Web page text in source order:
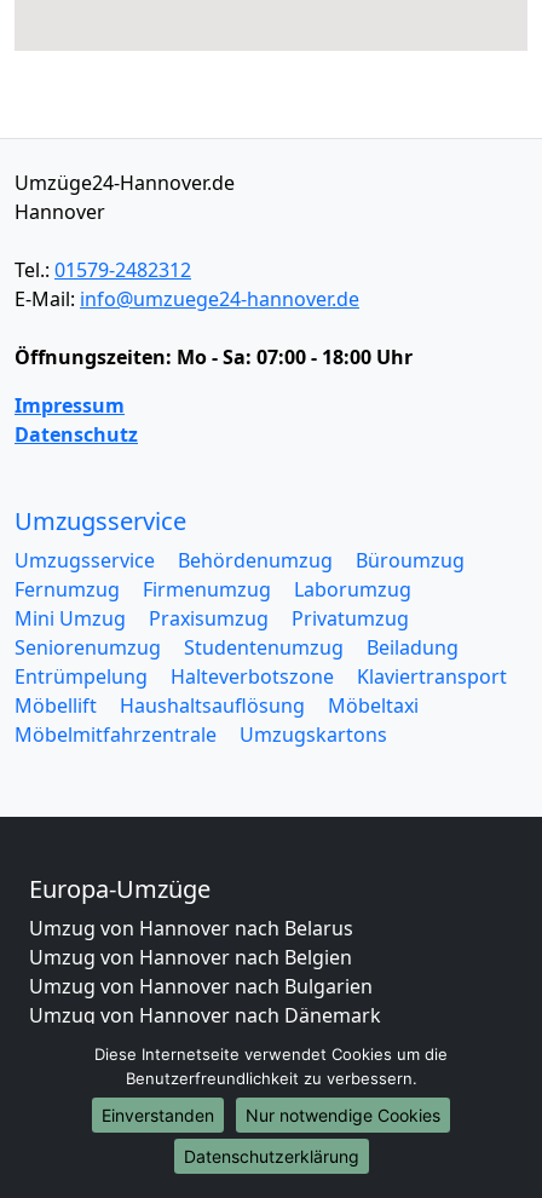
Umzüge24-Hannover.de
Hannover
Tel.: 01579-2482312
E-Mail: info@umzuege24-hannover.de
Öffnungszeiten: Mo - Sa: 07:00 - 18:00 Uhr
Impressum
Datenschutz
Umzugsservice
Umzugsservice Behördenumzug
Büroumzug
Fernumzug
Firmenumzug
Laborumzug
Mini Umzug
Praxisumzug
Privatumzug
Seniorenumzug
Studentenumzug
Beiladung
Entrümpelung
Halteverbotszone
Klaviertransport
Möbellift
Haushaltsauflösung
Möbeltaxi
Möbelmitfahrzentrale
Umzugskartons
Europa-Umzüge
Umzug von Hannover nach Belarus
Umzug von Hannover nach Belgien
Umzug von Hannover nach Bulgarien
Umzug von Hannover nach Dänemark
Umzug von Hannover nach England
Umzug von Hannover nach Portugal
Umzug von Hannover nach Bosnien
und Herzegowina
Umzug von Hannover nach Irland
Diese Internetseite verwendet Cookies um die
Benutzerfreundlichkeit zu verbessern.
Einverstanden
Nur notwendige Cookies
Datenschutzerklärung